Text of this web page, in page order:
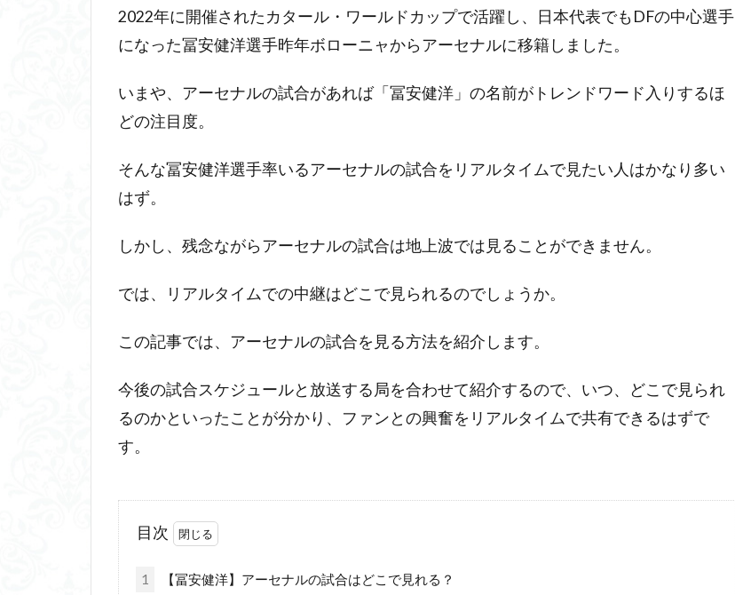
2022年に開催されたカタール・ワールドカップで活躍し、日本代表でもDFの中心選手
になった冨安健洋選手昨年ボローニャからアーセナルに移籍しました。
いまや、アーセナルの試合があれば「冨安健洋」の名前がトレンドワード入りするほ
どの注目度。
そんな冨安健洋選手率いるアーセナルの試合をリアルタイムで見たい人はかなり多い
はず。
しかし、残念ながらアーセナルの試合は地上波では見ることができません。
では、リアルタイムでの中継はどこで見られるのでしょうか。
この記事では、アーセナルの試合を見る方法を紹介します。
今後の試合スケジュールと放送する局を合わせて紹介するので、いつ、どこで見られ
るのかといったことが分かり、ファンとの興奮をリアルタイムで共有できるはずで
す。
目次
1 【冨安健洋】アーセナルの試合はどこで見れる？